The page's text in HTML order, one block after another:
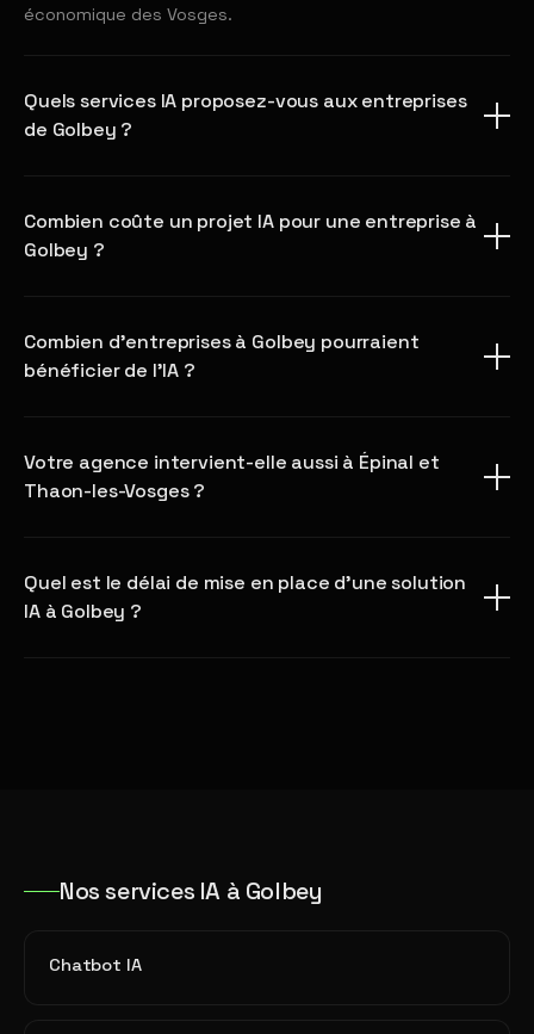
économique des Vosges.
Quels services IA proposez-vous aux entreprises
de Golbey ?
Combien coûte un projet IA pour une entreprise à
Golbey ?
Combien d'entreprises à Golbey pourraient
bénéficier de l'IA ?
Votre agence intervient-elle aussi à Épinal et
Thaon-les-Vosges ?
Quel est le délai de mise en place d'une solution
IA à Golbey ?
Nos services IA à Golbey
Chatbot IA